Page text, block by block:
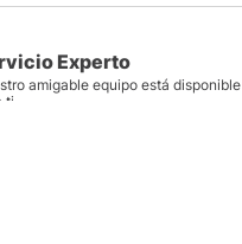
Experto
amigable equipo está disponible
ti